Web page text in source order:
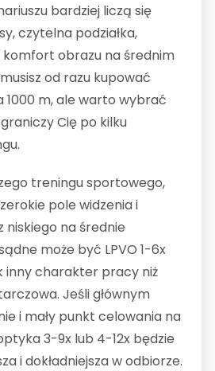
bardziej liczą się
czytelna podziałka,
obrazu na średnim
od razu kupować
m, ale warto wybrać
Cię po kilku
treningu sportowego,
pole widzenia i
niskiego na średnie
może być LPVO 1-6x
inny charakter pracy niż
Jeśli głównym
i mały punkt celowania na
3-9x lub 4-12x będzie
i dokładniejsza w odbiorze.